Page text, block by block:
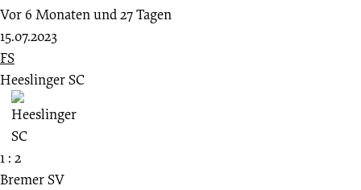
Vor 6 Monaten und 27 Tagen
15.07.2023
FS
Heeslinger SC
1 : 2
Bremer SV